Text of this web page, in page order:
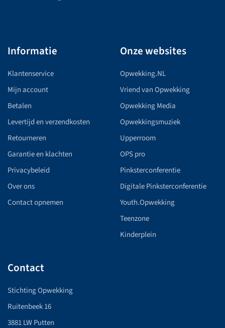
Informatie
Klantenservice
Mijn account
Betalen
Levertijd en verzendkosten
Retourneren
Garantie en klachten
Privacybeleid
Over ons
Contact opnemen
Onze websites
Opwekking.NL
Vriend van Opwekking
Opwekking Media
Opwekkingsmuziek
Upperroom
OPS pro
Pinksterconferentie
Digitale Pinksterconferentie
Youth.Opwekking
Teenzone
Kinderplein
Contact
Stichting Opwekking
Ruitenbeek 16
3881 LW Putten